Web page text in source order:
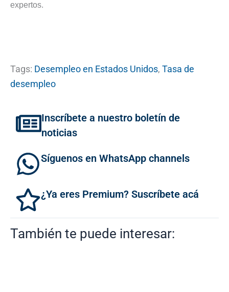
expertos.
Tags: Desempleo en Estados Unidos, Tasa de
desempleo
Inscríbete a nuestro boletín de
noticias
Síguenos en WhatsApp channels
¿Ya eres Premium? Suscríbete acá
También te puede interesar: